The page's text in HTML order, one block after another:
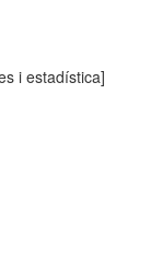
i estadística]